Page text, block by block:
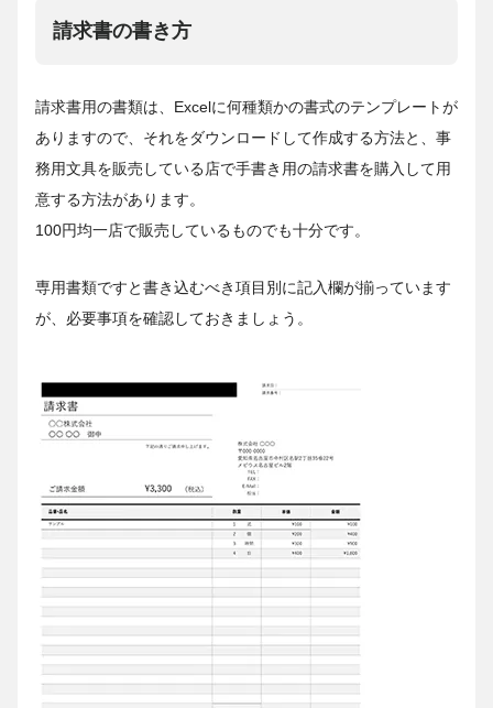
請求書の書き方
請求書用の書類は、Excelに何種類かの書式のテンプレートが
ありますので、それをダウンロードして作成する方法と、事
務用文具を販売している店で手書き用の請求書を購入して用
意する方法があります。
100円均一店で販売しているものでも十分です。
専用書類ですと書き込むべき項目別に記入欄が揃っています
が、必要事項を確認しておきましょう。